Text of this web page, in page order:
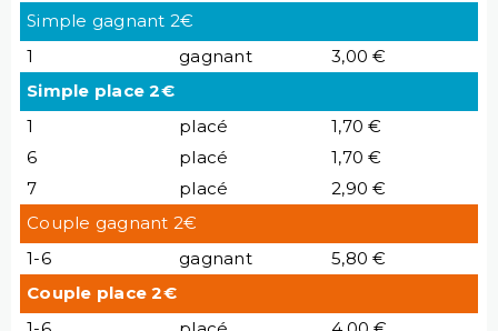
Simple gagnant 2€
1
gagnant
3,00 €
Simple place 2€
1
placé
1,70 €
6
placé
1,70 €
7
placé
2,90 €
Couple gagnant 2€
1-6
gagnant
5,80 €
Couple place 2€